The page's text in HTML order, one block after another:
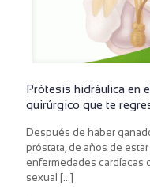
Prótesis hidráulica en
quirúrgico que te
Después de haber
próstata, de años de
enfermedades cardíacas
sexual […]